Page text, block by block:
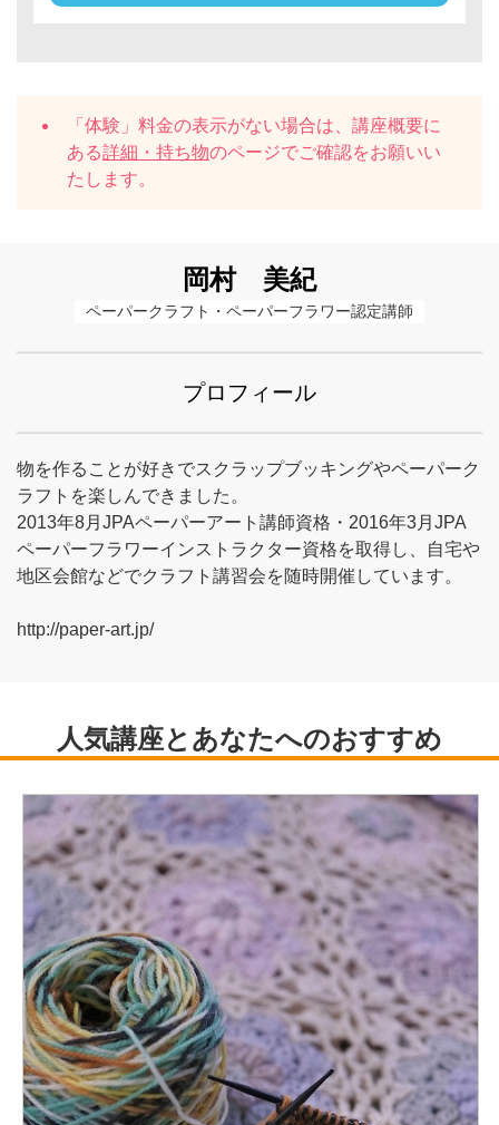
「体験」料金の表示がない場合は、講座概要に
ある詳細・持ち物のページでご確認をお願いい
たします。
岡村 美紀
ペーパークラフト・ペーパーフラワー認定講師
プロフィール
物を作ることが好きでスクラップブッキングやペーパーク
ラフトを楽しんできました。
2013年8月JPAペーパーアート講師資格・2016年3月JPA
ペーパーフラワーインストラクター資格を取得し、自宅や
地区会館などでクラフト講習会を随時開催しています。
http://paper-art.jp/